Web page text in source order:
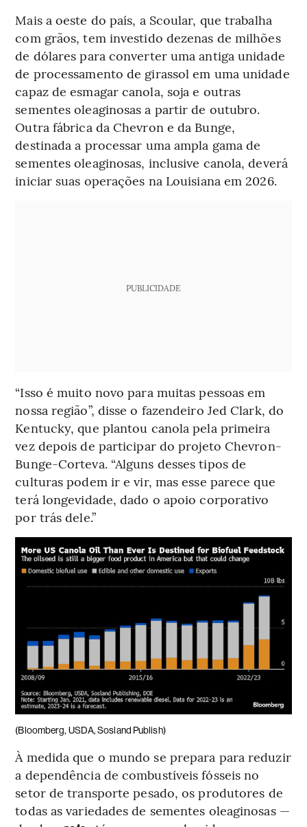
Mais a oeste do país, a Scoular, que trabalha
com grãos, tem investido dezenas de milhões
de dólares para converter uma antiga unidade
de processamento de girassol em uma unidade
capaz de esmagar canola, soja e outras
sementes oleaginosas a partir de outubro.
Outra fábrica da Chevron e da Bunge,
destinada a processar uma ampla gama de
sementes oleaginosas, inclusive canola, deverá
iniciar suas operações na Louisiana em 2026.
PUBLICIDADE
“Isso é muito novo para muitas pessoas em
nossa região”, disse o fazendeiro Jed Clark, do
Kentucky, que plantou canola pela primeira
vez depois de participar do projeto Chevron-
Bunge-Corteva. “Alguns desses tipos de
culturas podem ir e vir, mas esse parece que
terá longevidade, dado o apoio corporativo
por trás dele.”
(Bloomberg, USDA, Sosland Publish)
À medida que o mundo se prepara para reduzir
a dependência de combustíveis fósseis no
setor de transporte pesado, os produtores de
todas as variedades de sementes oleaginosas —